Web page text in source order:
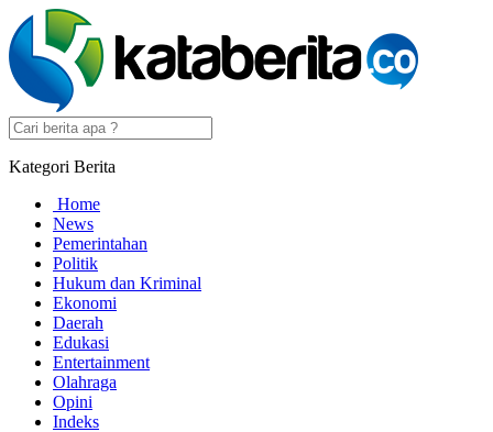
Kategori Berita
Home
News
Pemerintahan
Politik
Hukum dan Kriminal
Ekonomi
Daerah
Edukasi
Entertainment
Olahraga
Opini
Indeks